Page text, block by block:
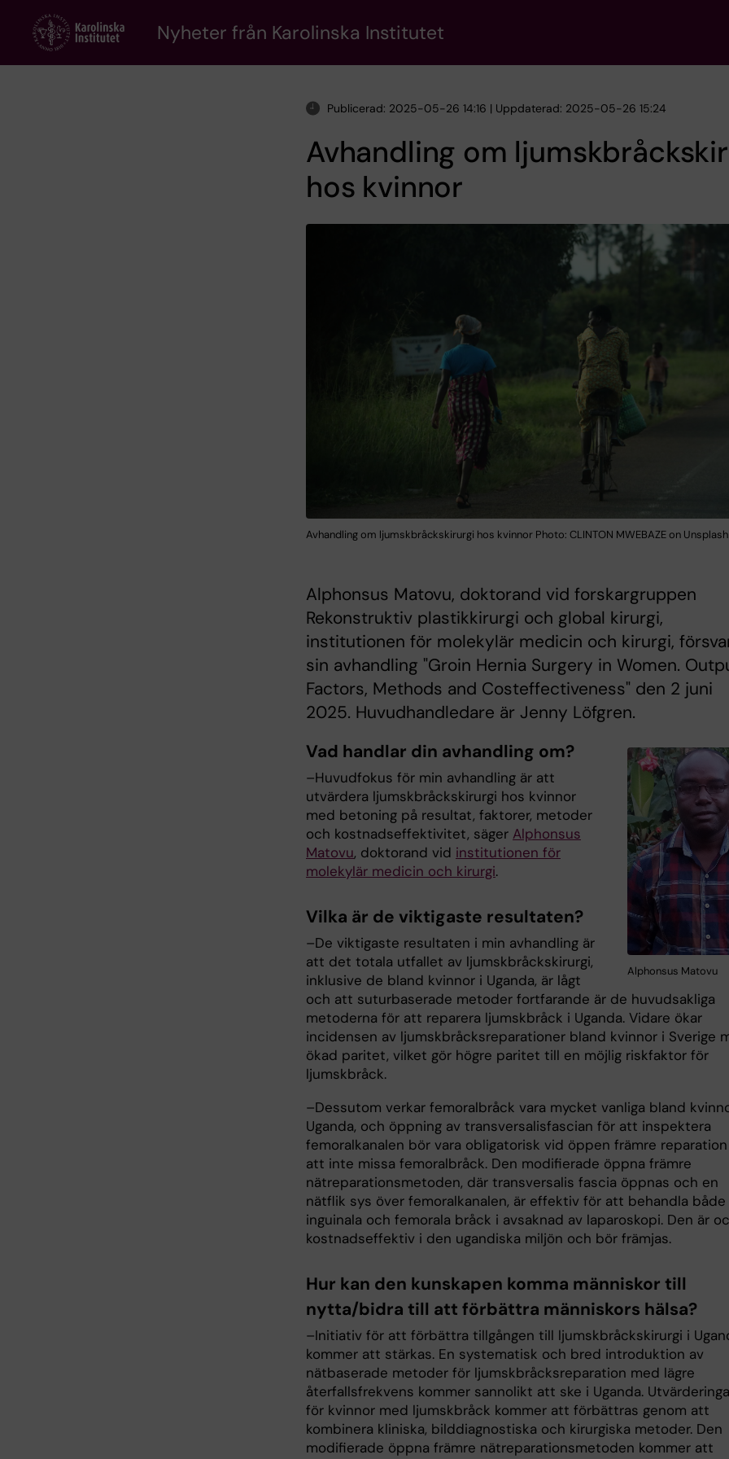
content
Nyheter från Karolinska Institutet
Publicerad: 2025-05-26 14:16 | Uppdaterad: 2025-05-26 15:24
Avhandling om
hos kvinnor
Avhandling om ljumskbråckskirurgi hos kvinnor Photo: CLINTON MWEBAZE on Unsplash
Alphonsus Matovu, doktorand vid forskargruppen
Rekonstruktiv plastikkirurgi och global kirurgi,
institutionen för molekylär medicin och kirurgi,
sin avhandling "Groin Hernia Surgery in Women.
Factors, Methods and Costeffectiveness" den 2 juni
2025. Huvudhandledare är Jenny Löfgren.
Alphonsus Matovu
Vad handlar din avhandling om?
–Huvudfokus för min avhandling är att
utvärdera ljumskbråckskirurgi hos kvinnor
med betoning på resultat, faktorer, metoder
och kostnadseffektivitet, säger Alphonsus
Matovu, doktorand vid institutionen för
molekylär medicin och kirurgi.
Vilka är de viktigaste resultaten?
–De viktigaste resultaten i min avhandling är
att det totala utfallet av ljumskbråckskirurgi,
inklusive de bland kvinnor i Uganda, är lågt
och att suturbaserade metoder fortfarande är de huvudsakliga
metoderna för att reparera ljumskbråck i Uganda. Vidare ökar
incidensen av ljumskbråcksreparationer bland kvinnor i Sverige
ökad paritet, vilket gör högre paritet till en möjlig riskfaktor för
ljumskbråck.
–Dessutom verkar femoralbråck vara mycket vanliga bland
Uganda, och öppning av transversalisfascian för att inspektera
femoralkanalen bör vara obligatorisk vid öppen främre
att inte missa femoralbråck. Den modifierade öppna främre
nätreparationsmetoden, där transversalis fascia öppnas och en
nätflik sys över femoralkanalen, är effektiv för att behandla både
inguinala och femorala bråck i avsaknad av laparoskopi. Den är
kostnadseffektiv i den ugandiska miljön och bör främjas.
Hur kan den kunskapen komma människor till
nytta/bidra till att förbättra människors hälsa?
–Initiativ för att förbättra tillgången till ljumskbråckskirurgi i
kommer att stärkas. En systematisk och bred introduktion av
nätbaserade metoder för ljumskbråcksreparation med lägre
återfallsfrekvens kommer sannolikt att ske i Uganda.
för kvinnor med ljumskbråck kommer att förbättras genom att
kombinera kliniska, bilddiagnostiska och kirurgiska metoder. Den
modifierade öppna främre nätreparationsmetoden kommer att